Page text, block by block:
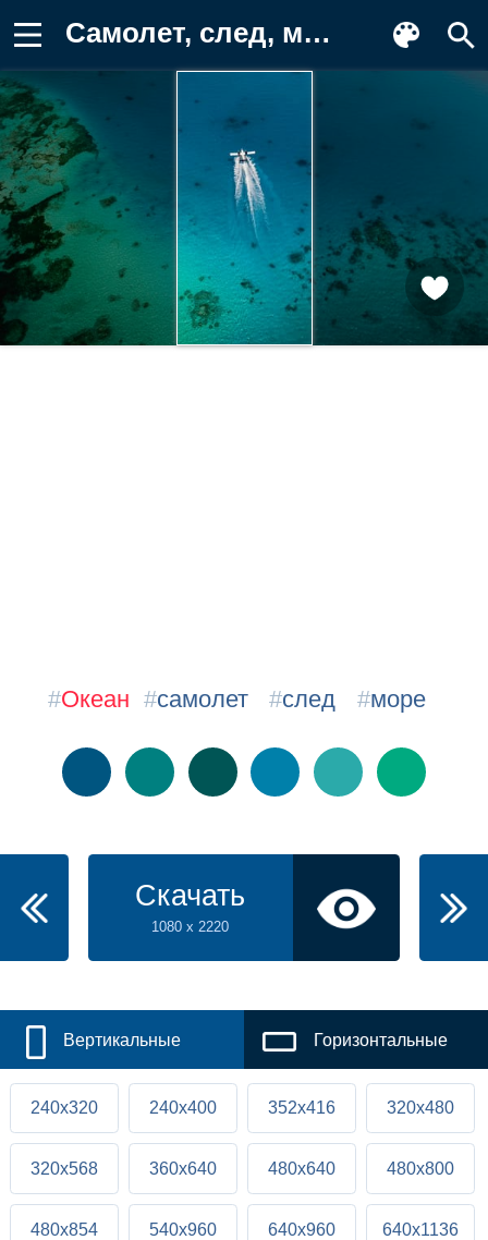
Самолет, след, море Фон для телефона
#Океан #самолет #след #море
Скачать
1080 x 2220
Вертикальные Горизонтальные
240x320 240x400 352x416 320x480
320x568 360x640 480x640 480x800
480x854 540x960 640x960 640x1136